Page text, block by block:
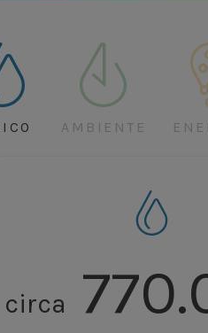
AMBIENTE
circa